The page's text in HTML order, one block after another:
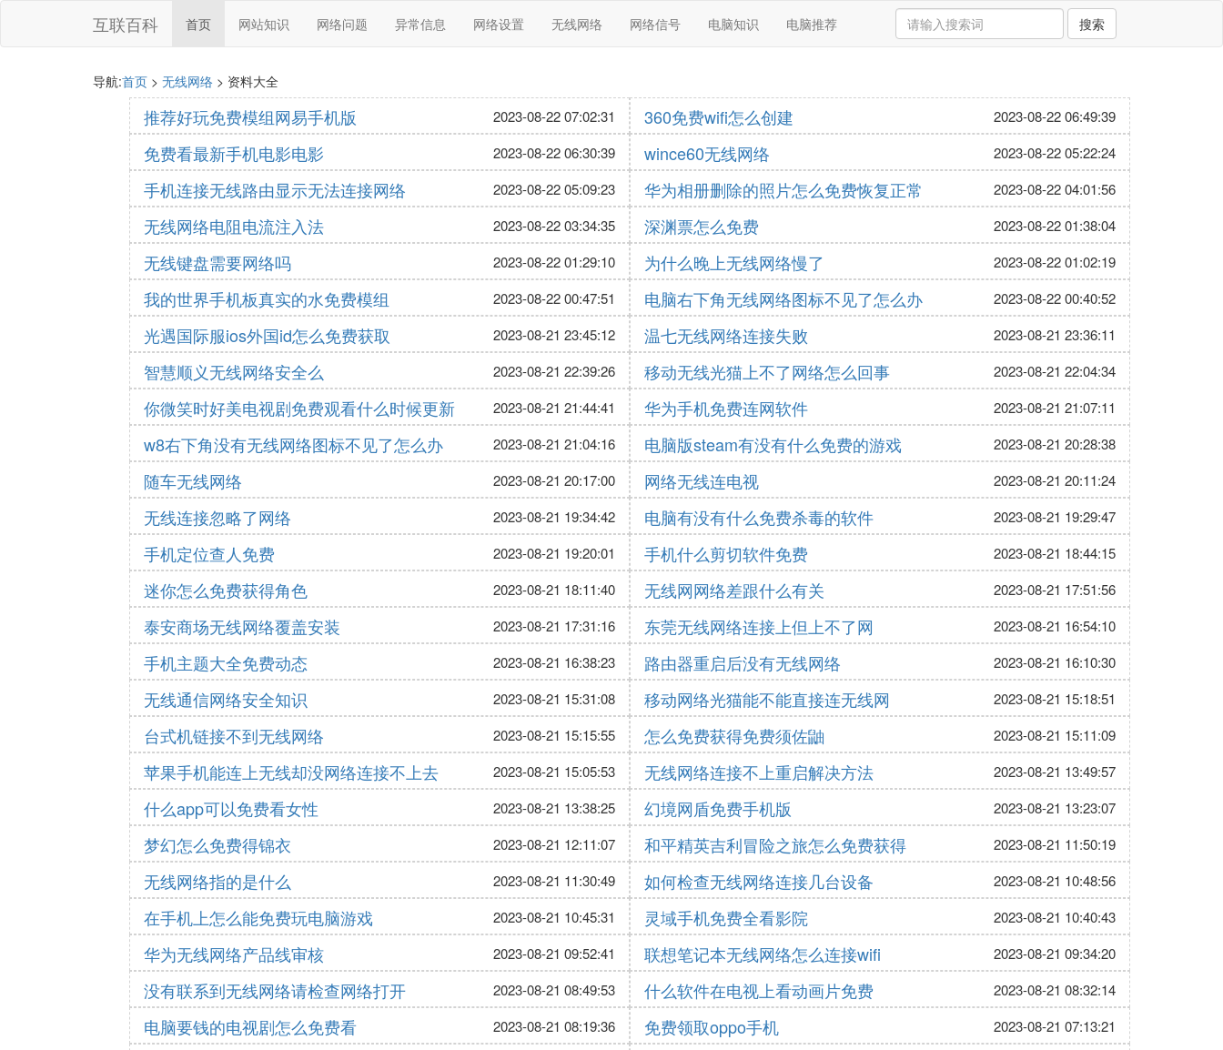
互联百科 首页 网站知识 网络问题 异常信息 网络设置 无线网络 网络信号 电脑知识 电脑推荐 搜索
导航:首页 > 无线网络 > 资料大全
推荐好玩免费模组网易手机版 2023-08-22 07:02:31 360免费wifi怎么创建 2023-08-22 06:49:39
免费看最新手机电影电影 2023-08-22 06:30:39 wince60无线网络 2023-08-22 05:22:24
手机连接无线路由显示无法连接网络 2023-08-22 05:09:23 华为相册删除的照片怎么免费恢复正常 2023-08-22 04:01:56
无线网络电阻电流注入法 2023-08-22 03:34:35 深渊票怎么免费 2023-08-22 01:38:04
无线键盘需要网络吗 2023-08-22 01:29:10 为什么晚上无线网络慢了 2023-08-22 01:02:19
我的世界手机板真实的水免费模组 2023-08-22 00:47:51 电脑右下角无线网络图标不见了怎么办 2023-08-22 00:40:52
光遇国际服ios外国id怎么免费获取 2023-08-21 23:45:12 温七无线网络连接失败 2023-08-21 23:36:11
智慧顺义无线网络安全么 2023-08-21 22:39:26 移动无线光猫上不了网络怎么回事 2023-08-21 22:04:34
你微笑时好美电视剧免费观看什么时候更新 2023-08-21 21:44:41 华为手机免费连网软件 2023-08-21 21:07:11
w8右下角没有无线网络图标不见了怎么办 2023-08-21 21:04:16 电脑版steam有没有什么免费的游戏 2023-08-21 20:28:38
随车无线网络 2023-08-21 20:17:00 网络无线连电视 2023-08-21 20:11:24
无线连接忽略了网络 2023-08-21 19:34:42 电脑有没有什么免费杀毒的软件 2023-08-21 19:29:47
手机定位查人免费 2023-08-21 19:20:01 手机什么剪切软件免费 2023-08-21 18:44:15
迷你怎么免费获得角色 2023-08-21 18:11:40 无线网网络差跟什么有关 2023-08-21 17:51:56
泰安商场无线网络覆盖安装 2023-08-21 17:31:16 东莞无线网络连接上但上不了网 2023-08-21 16:54:10
手机主题大全免费动态 2023-08-21 16:38:23 路由器重启后没有无线网络 2023-08-21 16:10:30
无线通信网络安全知识 2023-08-21 15:31:08 移动网络光猫能不能直接连无线网 2023-08-21 15:18:51
台式机链接不到无线网络 2023-08-21 15:15:55 怎么免费获得免费须佐鼬 2023-08-21 15:11:09
苹果手机能连上无线却没网络连接不上去 2023-08-21 15:05:53 无线网络连接不上重启解决方法 2023-08-21 13:49:57
什么app可以免费看女性 2023-08-21 13:38:25 幻境网盾免费手机版 2023-08-21 13:23:07
梦幻怎么免费得锦衣 2023-08-21 12:11:07 和平精英吉利冒险之旅怎么免费获得 2023-08-21 11:50:19
无线网络指的是什么 2023-08-21 11:30:49 如何检查无线网络连接几台设备 2023-08-21 10:48:56
在手机上怎么能免费玩电脑游戏 2023-08-21 10:45:31 灵域手机免费全看影院 2023-08-21 10:40:43
华为无线网络产品线审核 2023-08-21 09:52:41 联想笔记本无线网络怎么连接wifi 2023-08-21 09:34:20
没有联系到无线网络请检查网络打开 2023-08-21 08:49:53 什么软件在电视上看动画片免费 2023-08-21 08:32:14
电脑要钱的电视剧怎么免费看 2023-08-21 08:19:36 免费领取oppo手机 2023-08-21 07:13:21